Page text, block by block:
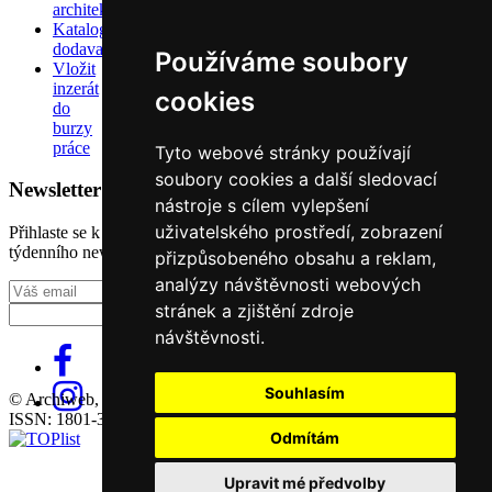
Používáme soubory
cookies
Tyto webové stránky používají
soubory cookies a další sledovací
nástroje s cílem vylepšení
uživatelského prostředí, zobrazení
přizpůsobeného obsahu a reklam,
analýzy návštěvnosti webových
stránek a zjištění zdroje
návštěvnosti.
Souhlasím
Odmítám
Upravit mé předvolby
architektů
Katalog
dodavatelů
Vložit
inzerát
do
burzy
práce
Newsletter
Přihlaste se k odběru našeho pravidelného
týdenního newsletteru:
Fill in „nospam“
© Archiweb, s.r.o. 1997-2026
ISSN: 1801-3902